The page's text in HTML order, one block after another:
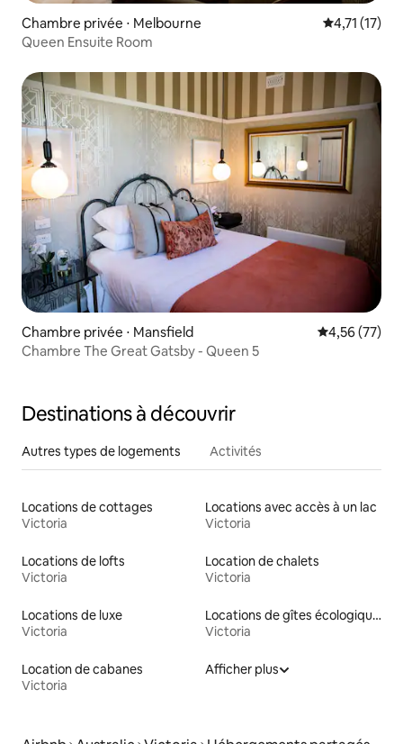
Chambre privée ⋅ Melbourne Évaluation
4,71 (17)
Queen Ensuite Room
Chambre privée ⋅ Mansfield Évaluation
4,56 (77)
Chambre The Great Gatsby - Queen 5
Destinations à découvrir
Autres types de logements Activités
Locations de cottages
Victoria
Locations avec accès à un lac
Victoria
Locations de lofts
Victoria
Location de chalets
Victoria
Locations de luxe
Victoria
Locations de gîtes écologiques
Victoria
Location de cabanes
Victoria
Afficher plus